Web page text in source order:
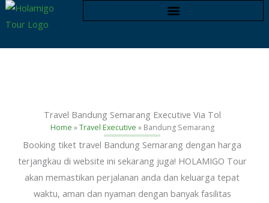
Skip
to
Travel Bandung Semarang Executive Via Tol
Home »Travel Executive » Bandung Semarang
Booking tiket travel Bandung Semarang dengan harga
terjangkau di website ini sekarang juga! HOLAMIGO Tour
akan memastikan perjalanan anda dan keluarga tepat
waktu, aman dan nyaman dengan banyak fasilitas